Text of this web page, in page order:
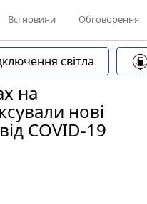
Всі новини Обговорення
світла
на
нові
COVID-19